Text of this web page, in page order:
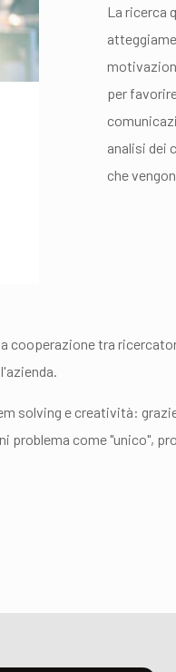
La ricerca
per
analisi dei
che
cooperazione tra
solving e creatività:
come "unico",